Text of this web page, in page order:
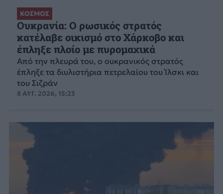
ΚΟΣΜΟΣ
Ουκρανία: Ο ρωσικός στρατός
κατέλαβε οικισμό στο Χάρκοβο και
έπληξε πλοίο με πυρομαχικά
Από την πλευρά του, ο ουκρανικός στρατός
έπληξε τα διυλιστήρια πετρελαίου του Ίλσκι και
του Σιζράν
8 ΑΥΓ. 2026, 15:23